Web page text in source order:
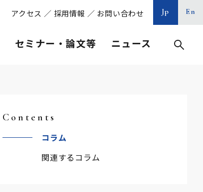
アクセス ／ 採用情報 ／ お問い合わせ Jp En
セミナー・論文等 ニュース
Contents
コラム
関連するコラム